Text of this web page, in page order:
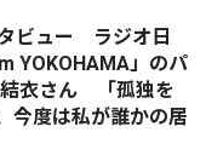
ビュー ラジオ日
YOKOHAMA」のパ
結衣さん 「孤独を
今度は私が誰かの居